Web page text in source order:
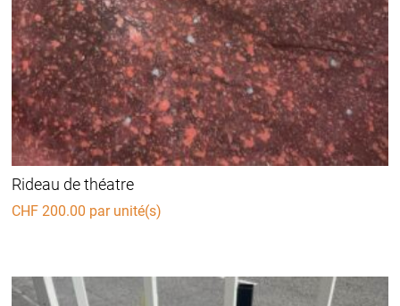
Rideau de théatre
CHF 200.00 par unité(s)